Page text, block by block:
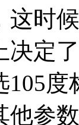
这时
决定
105
他参